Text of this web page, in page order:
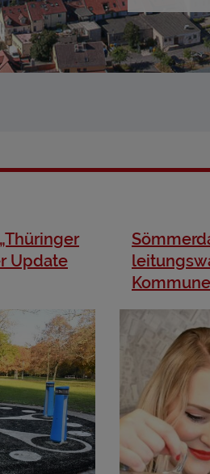
Update
Kommune